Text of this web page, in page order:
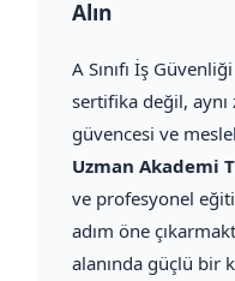
Alın
A Sınıfı İş
sertifika değil,
güvencesi ve
Uzman Akademi
ve profesyonel
adım öne
alanında güçlü bir